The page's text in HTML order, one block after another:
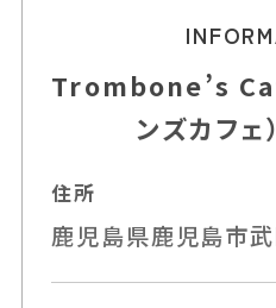
Trombone’s
ンズカフェ
住所
鹿児島県鹿児島市